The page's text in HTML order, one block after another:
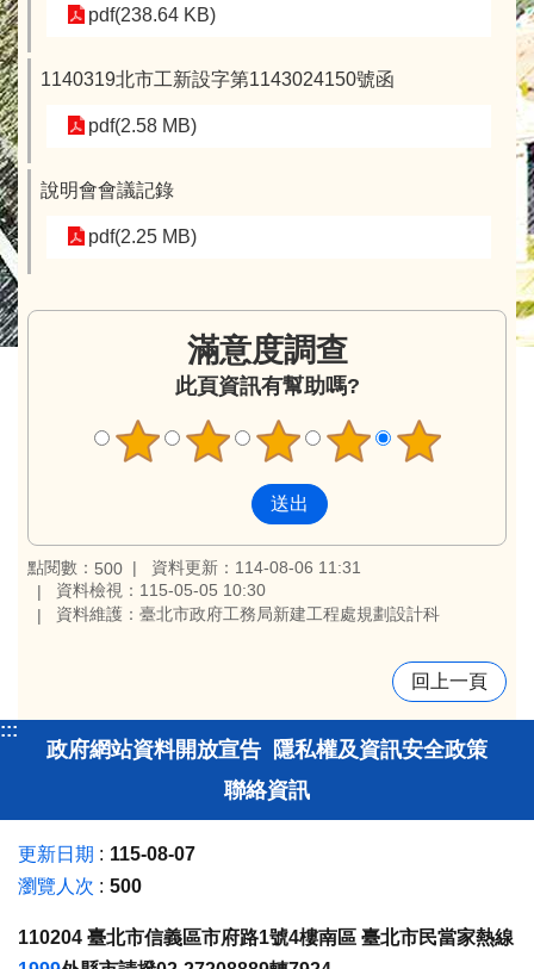
pdf(238.64 KB)
1140319北市工新設字第1143024150號函
pdf(2.58 MB)
說明會會議記錄
pdf(2.25 MB)
滿意度調查
此頁資訊有幫助嗎?
點閱數： 500
資料更新：114-08-06 11:31
資料檢視：115-05-05 10:30
資料維護：臺北市政府工務局新建工程處規劃設計科
回上一頁
:::
政府網站資料開放宣告 隱私權及資訊安全政策
聯絡資訊
更新日期
115-08-07
瀏覽人次
500
110204 臺北市信義區市府路1號4樓南區 臺北市民當家熱線